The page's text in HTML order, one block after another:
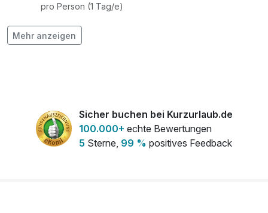
pro Person (1 Tag/e)
Flasche Schwielowsee Sekt 0,75l
pro Stück
Mehr anzeigen
Sicher buchen bei Kurzurlaub.de
100.000+ echte Bewertungen
5 Sterne, 99 % positives Feedback